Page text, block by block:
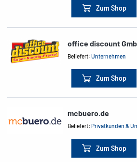
Zum Shop
office discount
Beliefert:Unternehmen
Zum Shop
mcbuero.de
Beliefert:Privatkunden &
Zum Shop